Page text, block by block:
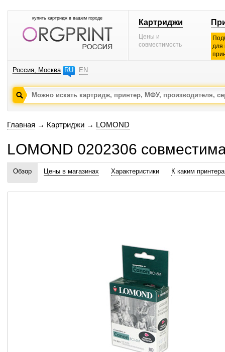
купить картридж в вашем городе Картриджи
Цены и
совместимость
для
Россия, Москва RU EN
Главная → Картриджи → LOMOND
LOMOND 0202306
Обзор Цены в магазинах Характеристики К каким